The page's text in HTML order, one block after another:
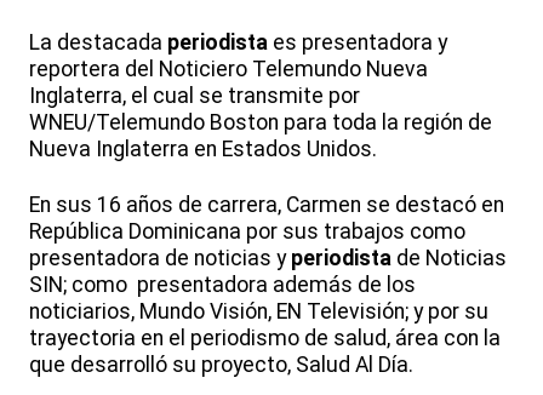
La destacada periodista es presentadora y
reportera del Noticiero Telemundo Nueva
Inglaterra, el cual se transmite por
WNEU/Telemundo Boston para toda la región de
Nueva Inglaterra en Estados Unidos.
En sus 16 años de carrera, Carmen se destacó en
República Dominicana por sus trabajos como
presentadora de noticias y periodista de Noticias
SIN; como presentadora además de los
noticiarios, Mundo Visión, EN Televisión; y por su
trayectoria en el periodismo de salud, área con la
que desarrolló su proyecto, Salud Al Día.